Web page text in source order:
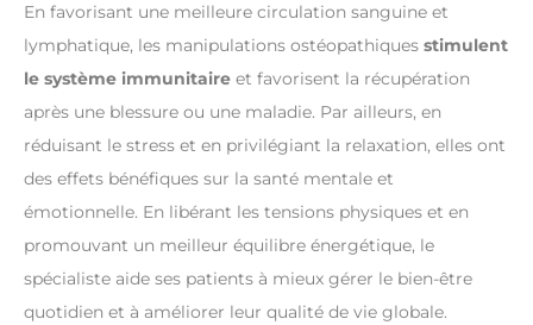
En favorisant une meilleure circulation sanguine et
lymphatique, les manipulations ostéopathiques stimulent
le système immunitaire et favorisent la récupération
après une blessure ou une maladie. Par ailleurs, en
réduisant le stress et en privilégiant la relaxation, elles ont
des effets bénéfiques sur la santé mentale et
émotionnelle. En libérant les tensions physiques et en
promouvant un meilleur équilibre énergétique, le
spécialiste aide ses patients à mieux gérer le bien-être
quotidien et à améliorer leur qualité de vie globale.